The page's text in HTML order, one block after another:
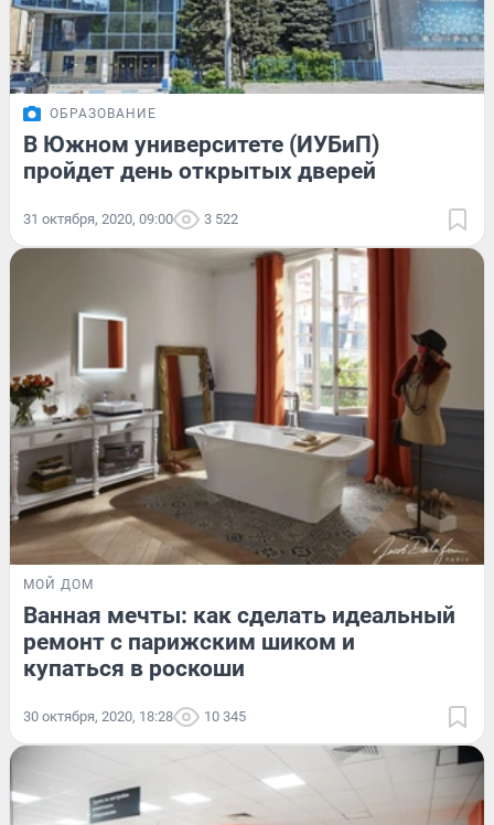
ОБРАЗОВАНИЕ
В Южном университете (ИУБиП)
пройдет день открытых дверей
31 октября, 2020, 09:00 3 522
МОЙ ДОМ
Ванная мечты: как сделать идеальный
ремонт с парижским шиком и
купаться в роскоши
30 октября, 2020, 18:28 10 345